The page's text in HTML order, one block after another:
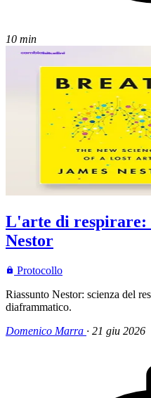
10 min
L'arte di respirare:
Nestor
Protocollo
Riassunto Nestor: scienza del
diaframmatico.
Domenico Marra · 21 giu 2026